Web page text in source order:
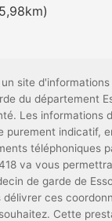
site
du département
Les informations
purement indicatif,
téléphoniques
va vous
de garde de
ces
Cette